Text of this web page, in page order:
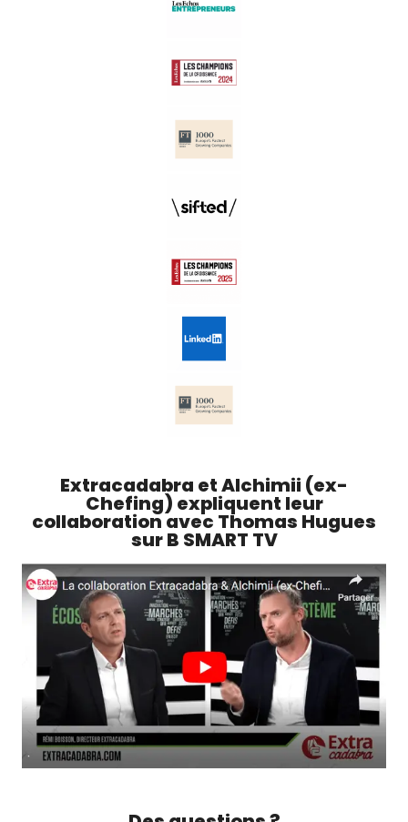
Extracadabra et Alchimii (ex-
Chefing) expliquent leur
collaboration avec Thomas Hugues
sur B SMART TV